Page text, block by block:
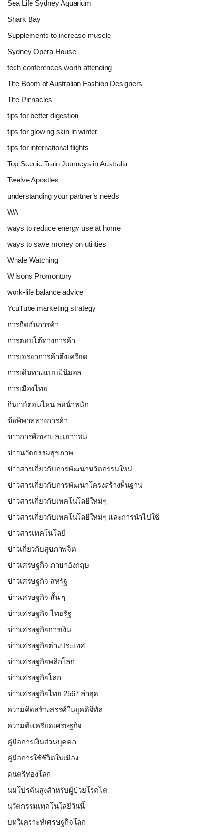
Sea Life Sydney Aquarium
Shark Bay
Supplements to increase muscle
Sydney Opera House
tech conferences worth attending
The Boom of Australian Fashion Designers
The Pinnacles
tips for better digestion
tips for glowing skin in winter
tips for international flights
Top Scenic Train Journeys in Australia
Twelve Apostles
understanding your partner’s needs
WA
ways to reduce energy use at home
ways to save money on utilities
Whale Watching
Wilsons Promontory
work-life balance advice
YouTube marketing strategy
การกีดกันการค้า
การตอบโต้ทางการค้า
การเจรจาการค้าตึงเครียด
การเดินทางแบบมินิมอล
การเมืองไทย
กินเวย์ตอนไหน ลดน้ําหนัก
ข้อพิพาททางการค้า
ข่าวการศึกษาและเยาวชน
ข่าวนวัตกรรมสุขภาพ
ข่าวสารเกี่ยวกับการพัฒนานวัตกรรมใหม่
ข่าวสารเกี่ยวกับการพัฒนาโครงสร้างพื้นฐาน
ข่าวสารเกี่ยวกับเทคโนโลยีใหม่ๆ
ข่าวสารเกี่ยวกับเทคโนโลยีใหม่ๆ และการนำไปใช้
ข่าวสารเทคโนโลยี
ข่าวเกี่ยวกับสุขภาพจิต
ข่าวเศรษฐกิจ ภาษาอังกฤษ
ข่าวเศรษฐกิจ สหรัฐ
ข่าวเศรษฐกิจ สั้น ๆ
ข่าวเศรษฐกิจ ไทยรัฐ
ข่าวเศรษฐกิจการเงิน
ข่าวเศรษฐกิจต่างประเทศ
ข่าวเศรษฐกิจพลิกโลก
ข่าวเศรษฐกิจโลก
ข่าวเศรษฐกิจไทย 2567 ล่าสุด
ความคิดสร้างสรรค์ในยุคดิจิทัล
ความตึงเครียดเศรษฐกิจ
คู่มือการเงินส่วนบุคคล
คู่มือการใช้ชีวิตในเมือง
ดนตรีท่องโลก
นมโปรตีนสูงสำหรับผู้ป่วยโรคไต
นวัตกรรมเทคโนโลยีวันนี้
บทวิเคราะห์เศรษฐกิจโลก